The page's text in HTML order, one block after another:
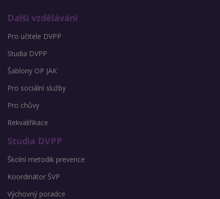
Další vzdělávání
Pro učitele DVPP
Studia DVPP
Šablony OP JAK
Pro sociální služby
Pro chůvy
Rekvalifikace
Studia DVPP
Školní metodik prevence
Koordinátor ŠVP
Výchovný poradce